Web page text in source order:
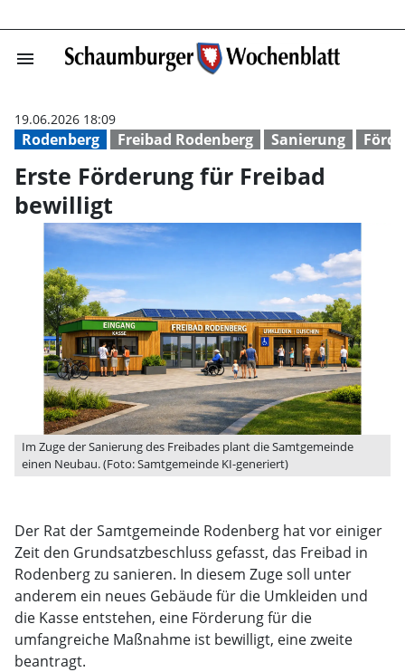
menu Erste
Rodenberg Freibad Rodenberg Sanierung
19.06.2026 18:09
Erste Förderung für Freibad
bewilligt
Im Zuge der Sanierung des Freibades plant die Samtgemeinde
einen Neubau. (Foto: Samtgemeinde KI-generiert)
Der Rat der Samtgemeinde Rodenberg hat vor einiger
Zeit den Grundsatzbeschluss gefasst, das Freibad in
Rodenberg zu sanieren. In diesem Zuge soll unter
anderem ein neues Gebäude für die Umkleiden und
die Kasse entstehen, eine Förderung für die
umfangreiche Maßnahme ist bewilligt, eine zweite
beantragt.